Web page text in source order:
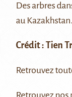
Des arbres
au Kazakhstan.
Crédit : Tien
Retrouvez